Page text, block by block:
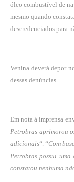
óleo combustível de
mesmo quando
descredenciados para
Venina deverá depor
dessas denúncias.
Em nota à imprensa
Petrobras aprimorou
adicionais“. “Com
Petrobras possui
constatou nenhuma